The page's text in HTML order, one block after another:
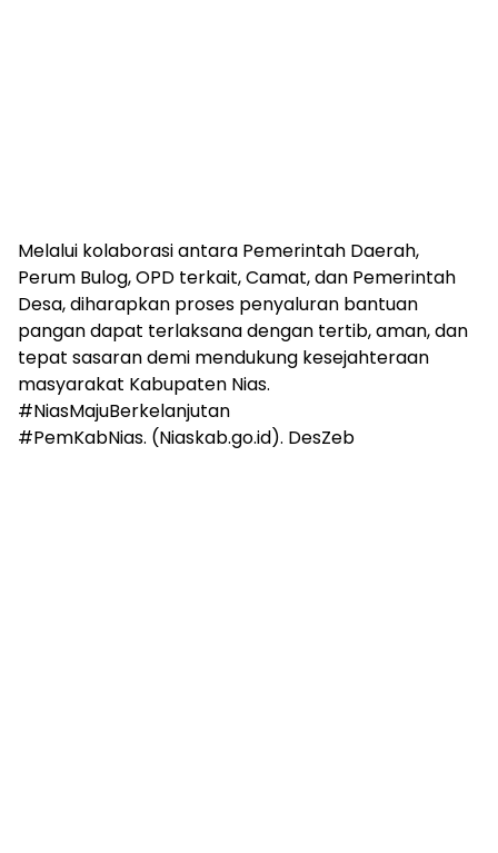
Melalui kolaborasi antara Pemerintah Daerah,
Perum Bulog, OPD terkait, Camat, dan Pemerintah
Desa, diharapkan proses penyaluran bantuan
pangan dapat terlaksana dengan tertib, aman, dan
tepat sasaran demi mendukung kesejahteraan
masyarakat Kabupaten Nias.
#NiasMajuBerkelanjutan
#PemKabNias. (Niaskab.go.id). DesZeb